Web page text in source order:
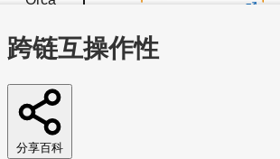
文章 视频 课程 集训营
首页文章视频
工作